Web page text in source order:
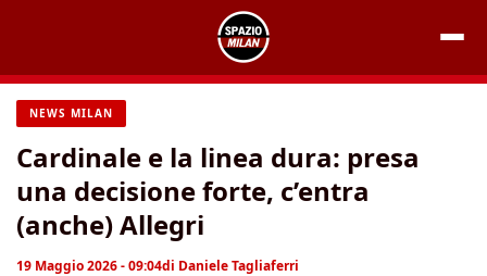
contenuto
NEWS MILAN
Cardinale e la linea dura: presa
una decisione forte, c’entra
(anche) Allegri
19 Maggio 2026 - 09:04di Daniele Tagliaferri